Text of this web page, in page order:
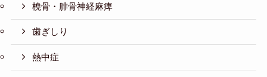
橈骨・腓骨神経麻痺
歯ぎしり
熱中症